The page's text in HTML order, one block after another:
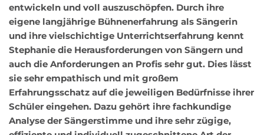
entwickeln und voll auszuschöpfen. Durch ihre
eigene langjährige Bühnenerfahrung als Sängerin
und ihre vielschichtige Unterrichtserfahrung kennt
Stephanie die Herausforderungen von Sängern und
auch die Anforderungen an Profis sehr gut. Dies lässt
sie sehr empathisch und mit großem
Erfahrungsschatz auf die jeweiligen Bedürfnisse ihrer
Schüler eingehen. Dazu gehört ihre fachkundige
Analyse der Sängerstimme und ihre sehr zügige,